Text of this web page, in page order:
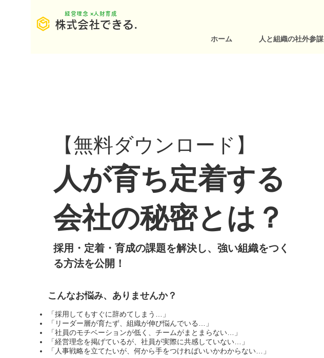
株式会社できる.
​経営理念 ×人財育成
ホーム 人と組織の社外参謀
【無料ダウンロード】
人が育ち定着する
会社の秘密とは？
採用・定着・育成の課題を解決し、強い組織をつく
る方法を公開！
こんなお悩み、ありませんか？
「採用してもすぐに辞めてしまう…」
「リーダー層が育たず、組織が伸び悩んでいる…」
「社員のモチベーションが低く、チームがまとまらない…」
「経営理念を掲げているが、社員が実際に共感していない…」
「人事戦略を立てたいが、何から手をつければいいかわからない…」